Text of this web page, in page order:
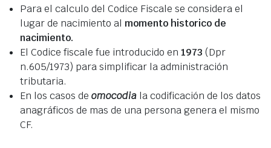
Para el calculo del Codice Fiscale se considera el
lugar de nacimiento al momento historico de
nacimiento.
El Codice fiscale fue introducido en 1973 (Dpr
n.605/1973) para simplificar la administración
tributaria.
En los casos de omocodia la codificación de los datos
anagráficos de mas de una persona genera el mismo
CF.